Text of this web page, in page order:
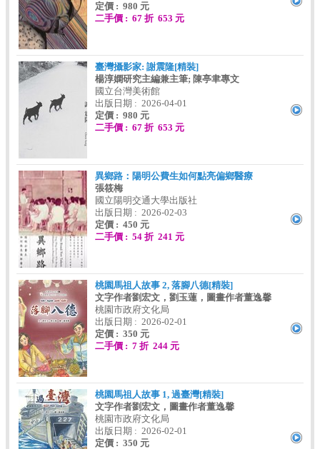
定價 : 980 元
二手價 : 67 折 653 元
臺灣攝影家: 謝震隆[精裝]
楊淳嫻研究主編兼主筆; 陳亭聿專文
國立台灣美術館
出版日期 : 2026-04-01
定價 : 980 元
二手價 : 67 折 653 元
異鄉路：陽明公費生如何點亮偏鄉醫療
張筱梅
國立陽明交通大學出版社
出版日期 : 2026-02-03
定價 : 450 元
二手價 : 54 折 241 元
桃園馬祖人故事 2, 落腳八德[精裝]
文字作者劉宏文，劉玉蓮，圖畫作者董逸馨
桃園市政府文化局
出版日期 : 2026-02-01
定價 : 350 元
二手價 : 7 折 244 元
桃園馬祖人故事 1, 過臺灣[精裝]
文字作者劉宏文，圖畫作者董逸馨
桃園市政府文化局
出版日期 : 2026-02-01
定價 : 350 元